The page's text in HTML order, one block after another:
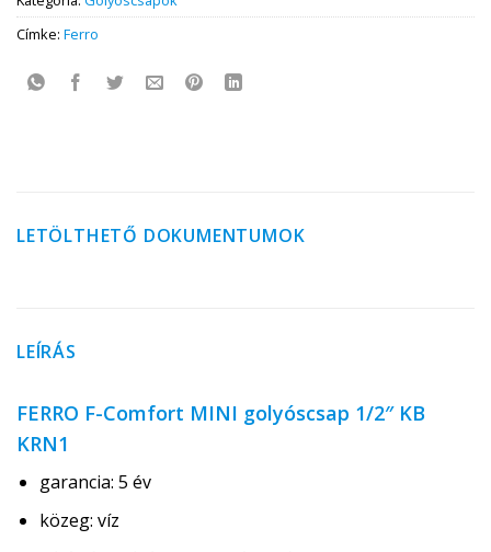
Címke: Ferro
LETÖLTHETŐ DOKUMENTUMOK
LEÍRÁS
FERRO F-Comfort MINI golyóscsap 1/2″ KB
KRN1
garancia: 5 év
közeg: víz